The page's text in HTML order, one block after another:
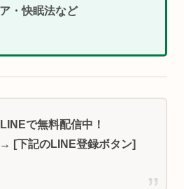
・快眠法など
で無料配信中！
[下記のLINE登録ボタン]